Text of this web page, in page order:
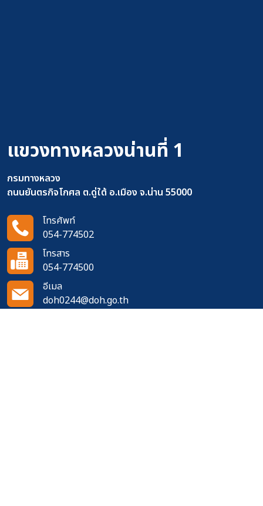
แขวงทางหลวงน่านที่ 1
กรมทางหลวง
ถนนยันตรกิจโกศล ต.ดู่ใต้ อ.เมือง จ.น่าน 55000
โทรศัพท์
054-774502
โทรสาร
054-774500
อีเมล
doh0244@doh.go.th